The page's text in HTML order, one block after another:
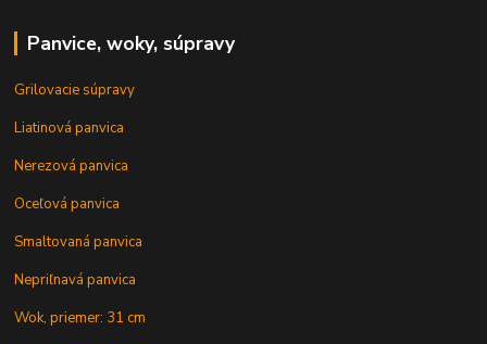
Panvice, woky, súpravy
Grilovacie súpravy
Liatinová panvica
Nerezová panvica
Oceľová panvica
Smaltovaná panvica
Nepriľnavá panvica
Wok, priemer: 31 cm